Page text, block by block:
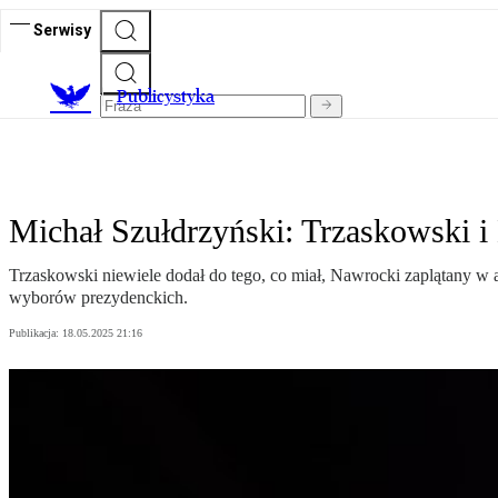
Serwisy
Publicystyka
Michał Szułdrzyński:
Trzaskowski niewiele dodał do tego, co miał, Nawrocki zaplątany
wyborów prezydenckich.
Publikacja: 18.05.2025 21:16